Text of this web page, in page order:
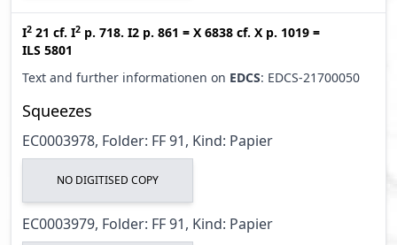
I2 21 cf. I2 p. 718. I2 p. 861 = X 6838 cf. X p. 1019 =
ILS 5801
Text and further informationen on EDCS: EDCS-21700050
Squeezes
EC0003978, Folder: FF 91, Kind: Papier
NO DIGITISED COPY
EC0003979, Folder: FF 91, Kind: Papier